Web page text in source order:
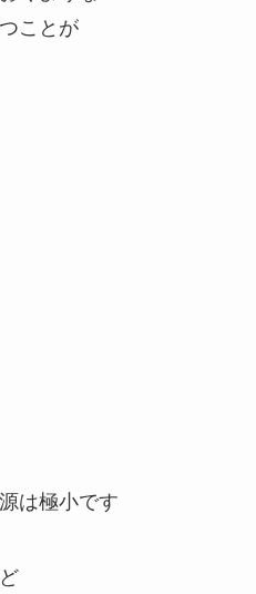
ことが
は極小です